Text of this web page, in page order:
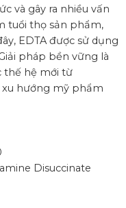
và gây ra nhiều vấn
tuổi thọ sản phẩm,
EDTA được sử dụng
pháp bền vững là
thế hệ mới từ
xu hướng mỹ phẩm
Disuccinate